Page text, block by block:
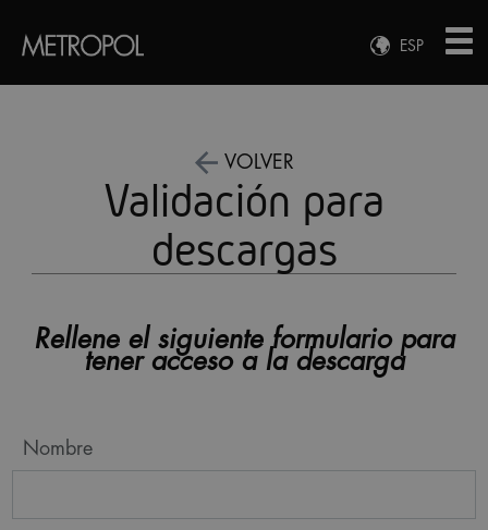
ESP
ENG
VOLVER
Validación para
descargas
Rellene el siguiente formulario para
tener acceso a la descarga
Nombre